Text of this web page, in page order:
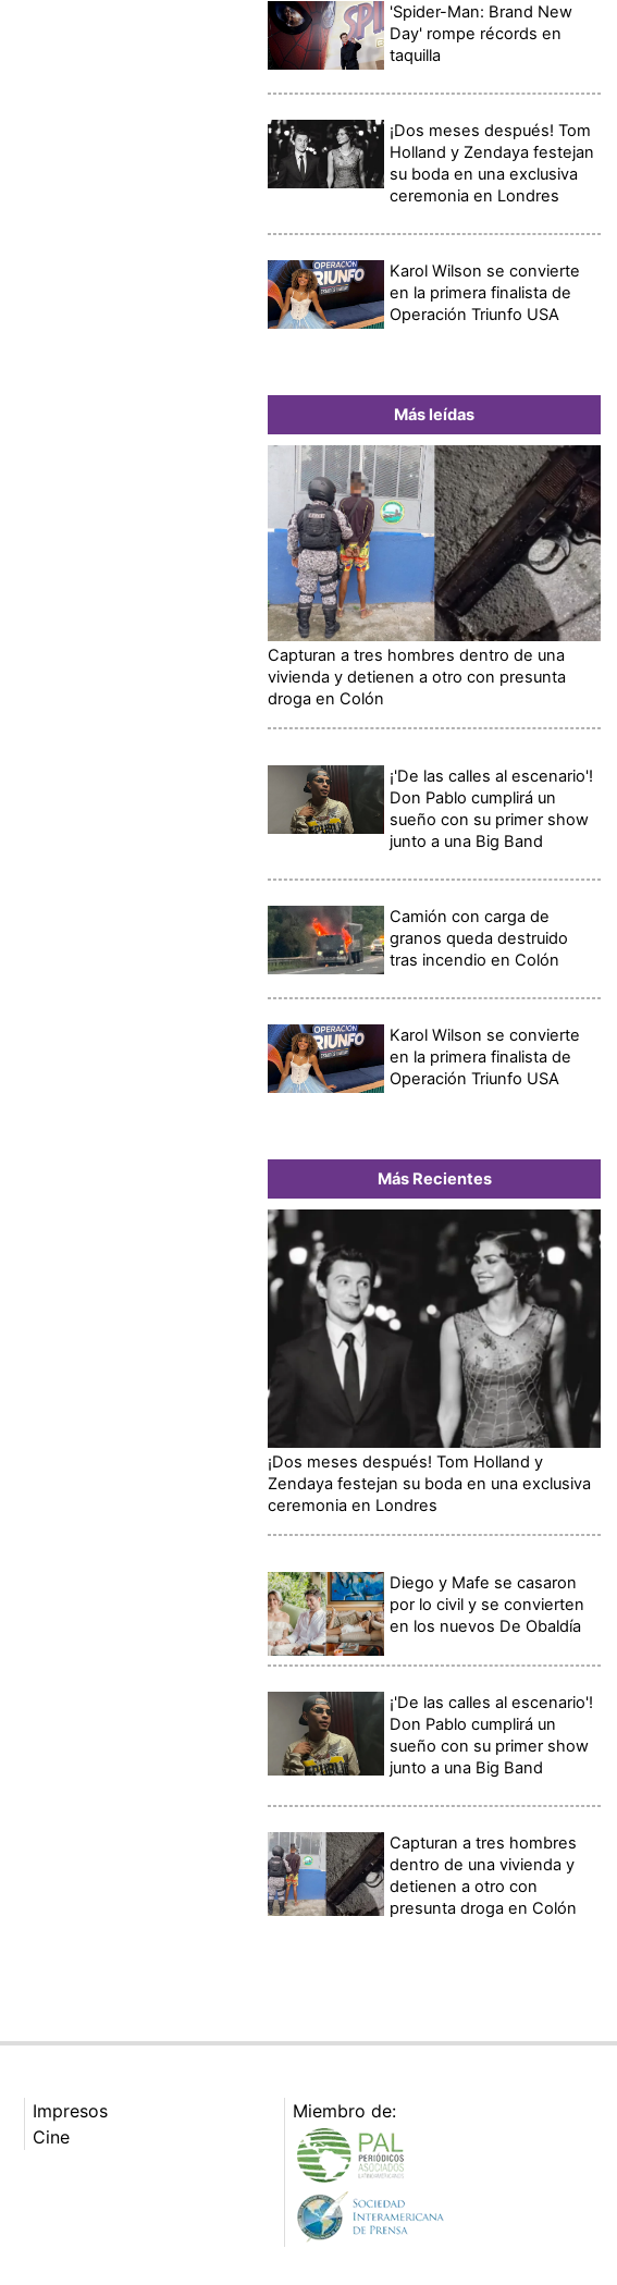
'Spider-Man: Brand New
Day' rompe récords en
taquilla
¡Dos meses después! Tom
Holland y Zendaya festejan
su boda en una exclusiva
ceremonia en Londres
Karol Wilson se convierte
en la primera finalista de
Operación Triunfo USA
Más leídas
Capturan a tres hombres dentro de una
vivienda y detienen a otro con presunta
droga en Colón
¡'De las calles al escenario'!
Don Pablo cumplirá un
sueño con su primer show
junto a una Big Band
Camión con carga de
granos queda destruido
tras incendio en Colón
Karol Wilson se convierte
en la primera finalista de
Operación Triunfo USA
Más Recientes
¡Dos meses después! Tom Holland y
Zendaya festejan su boda en una exclusiva
ceremonia en Londres
Diego y Mafe se casaron
por lo civil y se convierten
en los nuevos De Obaldía
¡'De las calles al escenario'!
Don Pablo cumplirá un
sueño con su primer show
junto a una Big Band
Capturan a tres hombres
dentro de una vivienda y
detienen a otro con
presunta droga en Colón
Impresos
Cine
Miembro de: